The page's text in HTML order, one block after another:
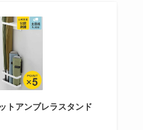
トアンブレラスタンド